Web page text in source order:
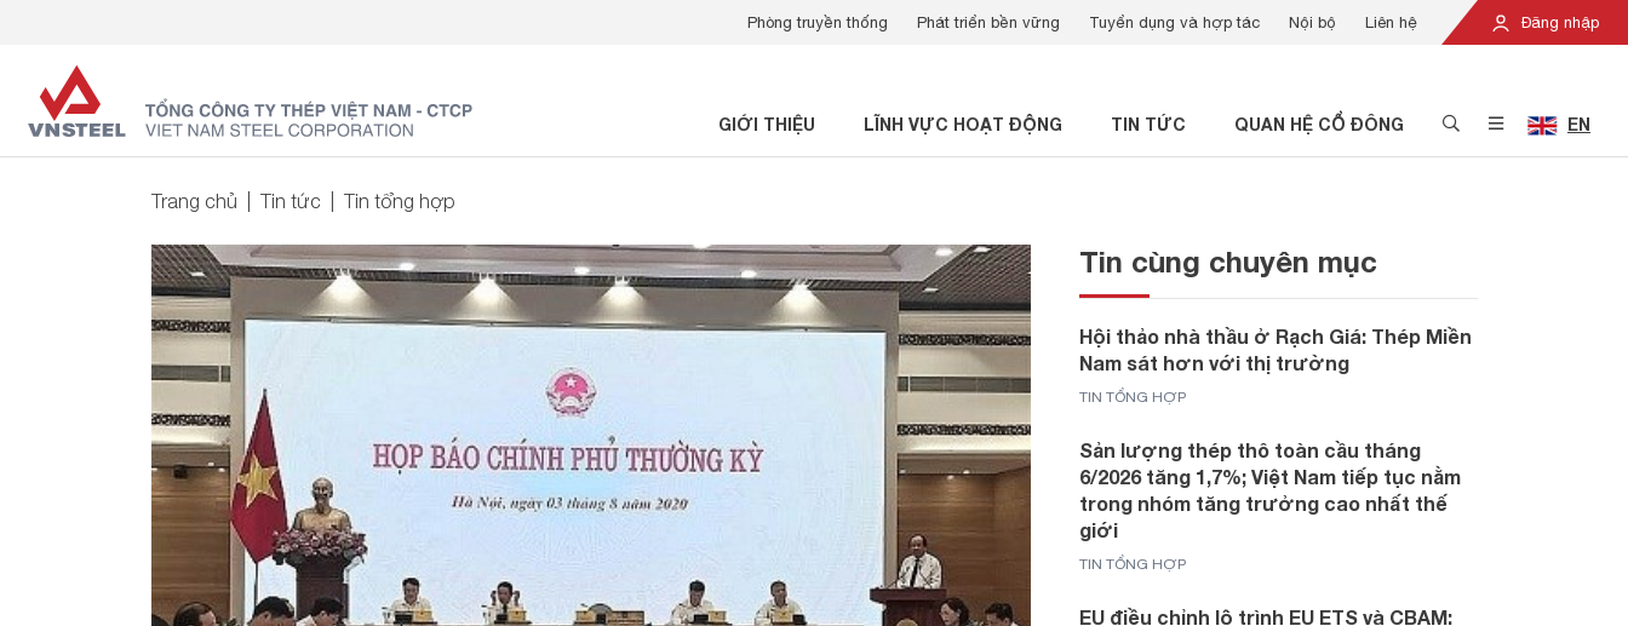
Đăng nhập
Phòng truyền thống Phát triển bền vững Tuyển dụng và hợp tác Nội bộ Liên hệ
GIỚI THIỆU LĨNH VỰC HOẠT ĐỘNG TIN TỨC QUAN HỆ CỔ ĐÔNG EN
Trang chủ Tin tức Tin tổng hợp
Tin cùng chuyên mục
Hội thảo nhà thầu ở Rạch Giá: Thép Miền
Nam sát hơn với thị trường
TIN TỔNG HỢP
Sản lượng thép thô toàn cầu tháng
6/2026 tăng 1,7%; Việt Nam tiếp tục nằm
trong nhóm tăng trưởng cao nhất thế
giới
TIN TỔNG HỢP
EU điều chỉnh lộ trình EU ETS và CBAM: